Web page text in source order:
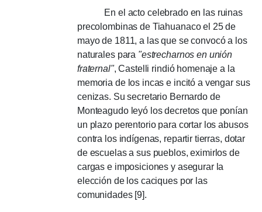
En el acto celebrado en las ruinas
precolombinas de Tiahuanaco el 25 de
mayo de 1811, a las que se convocó a los
naturales para "estrecharnos en unión
fraternal", Castelli rindió homenaje a la
memoria de los incas e incitó a vengar sus
cenizas. Su secretario Bernardo de
Monteagudo leyó los decretos que ponían
un plazo perentorio para cortar los abusos
contra los indígenas, repartir tierras, dotar
de escuelas a sus pueblos, eximirlos de
cargas e imposiciones y asegurar la
elección de los caciques por las
comunidades [9].